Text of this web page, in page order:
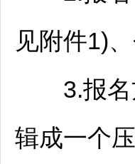
见附件1)
3.报名方
辑成一个